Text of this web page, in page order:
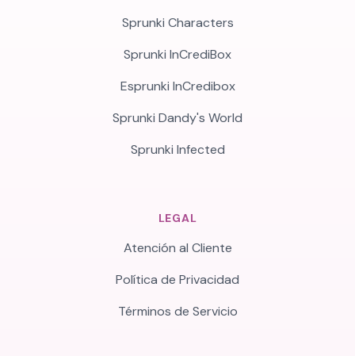
Sprunki Characters
Sprunki InCrediBox
Esprunki InCredibox
Sprunki Dandy's World
Sprunki Infected
LEGAL
Atención al Cliente
Política de Privacidad
Términos de Servicio